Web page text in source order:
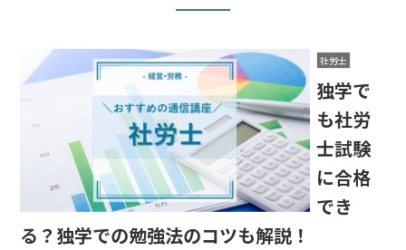
社労士
独学で
も社労
士試験
に合格
でき
る？独学での勉強法のコツも解説！